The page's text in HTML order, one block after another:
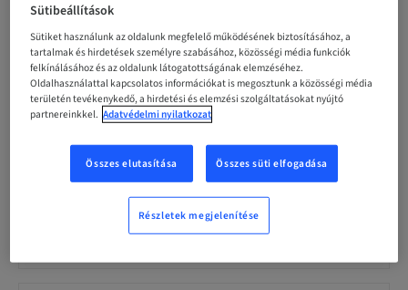
22. okt. 2026 (UTC+1)
Nyelv
German
0.00 Pontok
Sütibeállítások
Sütiket használunk az oldalunk megfelelő működésének biztosításához, a
tartalmak és hirdetések személyre szabásához, közösségi média funkciók
felkínálásához és az oldalunk látogatottságának elemzéséhez.
Oldalhasználattal kapcsolatos információkat is megosztunk a közösségi média
területén tevékenykedő, a hirdetési és elemzési szolgáltatásokat nyújtó
partnereinkkel. Adatvédelmi nyilatkozat
Összes elutasítása Összes süti elfogadása
Részletek megjelenítése